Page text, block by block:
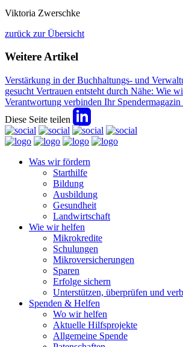
Viktoria Zwerschke
zurück zur Übersicht
Weitere Artikel
Verstärkung in der Buchhaltungs- und
gesucht Vertrauen entsteht durch Nähe: Wie
Verantwortung verbinden Ihr
Diese Seite teilen
Was wir fördern
Starthilfe
Bildung
Ausbildung
Gesundheit
Landwirtschaft
Wie wir helfen
Mikrokredite
Schulungen
Mikroversicherungen
Sparen
Erfolge sichern
Unterstützen, überprüfen und
Spenden & Helfen
Wo wir helfen
Aktuelle Hilfsprojekte
Allgemeine Spende